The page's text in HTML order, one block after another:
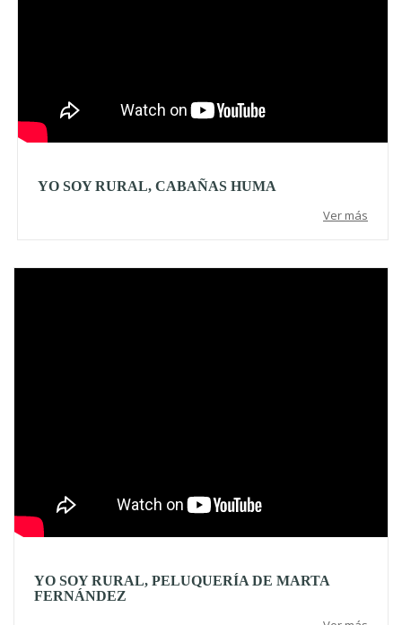
YO SOY RURAL, CABAÑAS HUMA
Ver más
YO SOY RURAL, PELUQUERÍA DE MARTA
FERNÁNDEZ